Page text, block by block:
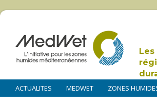
ACTUALITES MEDWET ZONES